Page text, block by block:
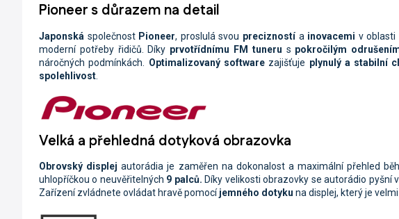
Pioneer s důrazem na detail
Japonská společnost Pioneer, proslulá svou preciznostía inovacemi v oblasti
moderní potřeby řidičů. Díky prvotřídnímu FM tuneru s pokročilým
náročných podmínkách. Optimalizovaný softwarezajišťuje plynulý a stabilní
spolehlivost
Velká a přehledná dotyková obrazovka
Obrovský displejautorádia je zaměřen na dokonalost a maximální přehled
uhlopříčkou o neuvěřitelných 9 palců. Díky velikosti obrazovky se autorádio pyšní
Zařízení zvládnete ovládat hravě pomocíjemného dotyku na displej, který je